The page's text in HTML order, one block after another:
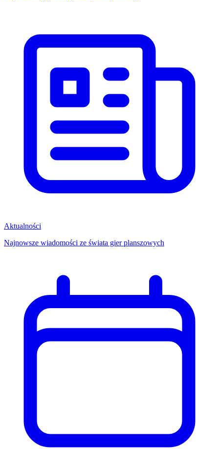
Aktualności
Najnowsze wiadomości ze świata gier planszowych